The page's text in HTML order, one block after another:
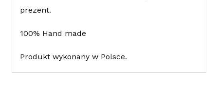
prezent.
100% Hand made
Produkt wykonany w Polsce.